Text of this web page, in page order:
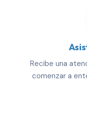
Recibe una
comenzar a